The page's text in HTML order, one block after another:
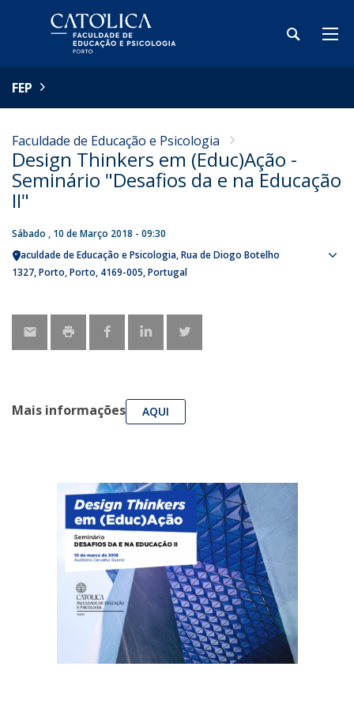
FEP
Faculdade de Educação e Psicologia
Design Thinkers em (Educ)Ação -
Seminário "Desafios da e na Educação
II"
Sábado , 10 de Março 2018 - 09:30
Faculdade de Educação e Psicologia Rua de Diogo Botelho
1327 Porto Porto 4169-005 Portugal
Mais informações AQUI